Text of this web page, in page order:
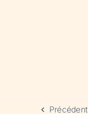
Précédent